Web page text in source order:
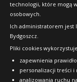
technologii, które mogą
osobowych.
Ich administratorem jest
Bydgoszcz.
Pliki cookies
zapewnienia
personalizacji treści
analizowania ruchu
Raty
FAQ